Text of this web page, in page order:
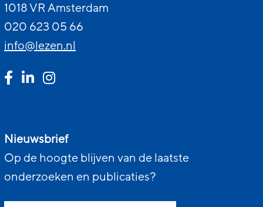
1018 VR Amsterdam
020 623 05 66
info@lezen.nl
Nieuwsbrief
Op de hoogte blijven van de laatste
onderzoeken en publicaties?